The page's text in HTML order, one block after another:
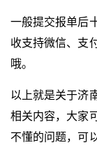
一般提交报单后
收支持微信、支
哦。
以上就是关于济
相关内容，大家
不懂的问题，可